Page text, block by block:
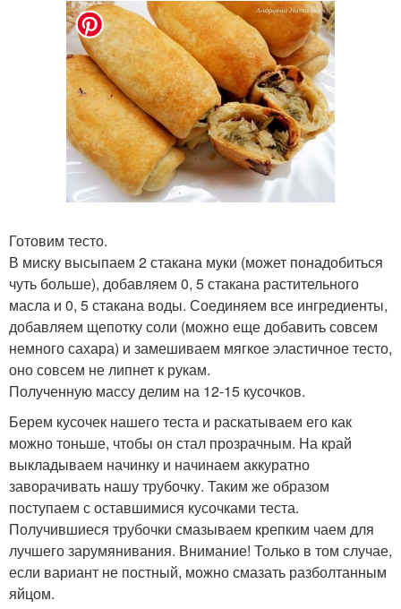
Готовим тесто.
В миску высыпаем 2 стакана муки (может понадобиться
чуть больше), добавляем 0, 5 стакана растительного
масла и 0, 5 стакана воды. Соединяем все ингредиенты,
добавляем щепотку соли (можно еще добавить совсем
немного сахара) и замешиваем мягкое эластичное тесто,
оно совсем не липнет к рукам.
Полученную массу делим на 12-15 кусочков.
Берем кусочек нашего теста и раскатываем его как
можно тоньше, чтобы он стал прозрачным. На край
выкладываем начинку и начинаем аккуратно
заворачивать нашу трубочку. Таким же образом
поступаем с оставшимися кусочками теста.
Получившиеся трубочки смазываем крепким чаем для
лучшего зарумянивания. Внимание! Только в том случае,
если вариант не постный, можно смазать разболтанным
яйцом.